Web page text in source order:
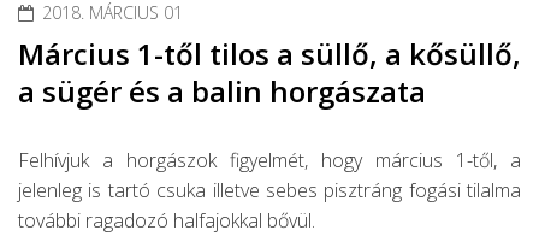
2018. MÁRCIUS 01
Március 1-től tilos a süllő, a kősüllő,
a sügér és a balin horgászata
Felhívjuk a horgászok figyelmét, hogy március 1-től, a
jelenleg is tartó csuka illetve sebes pisztráng fogási tilalma
további ragadozó halfajokkal bővül.